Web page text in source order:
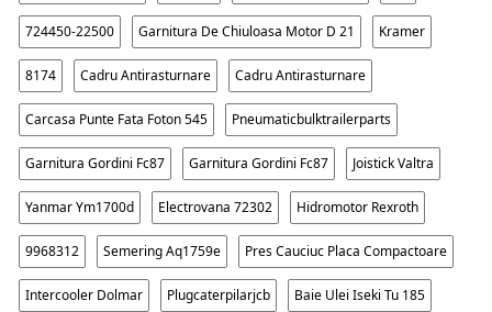
724450-22500 Garnitura De Chiuloasa Motor D 21 Kramer
8174 Cadru Antirasturnare Cadru Antirasturnare
Carcasa Punte Fata Foton 545 Pneumaticbulktrailerparts
Garnitura Gordini Fc87 Garnitura Gordini Fc87 Joistick Valtra
Yanmar Ym1700d Electrovana 72302 Hidromotor Rexroth
9968312 Semering Aq1759e Pres Cauciuc Placa Compactoare
Intercooler Dolmar Plugcaterpilarjcb Baie Ulei Iseki Tu 185